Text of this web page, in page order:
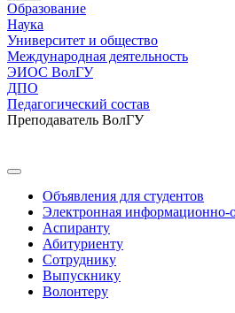
Образование
Наука
Университет и общество
Международная деятельность
ЭИОС ВолГУ
ДПО
Педагогический состав
Преподаватель ВолГУ
Объявления для студентов
Электронная информационно-
Аспиранту
Абитуриенту
Сотруднику
Выпускнику
Волонтеру